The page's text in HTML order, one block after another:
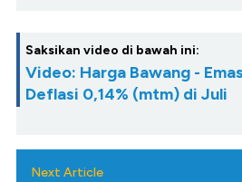
Saksikan video di bawah ini:
Video: Harga Bawang -
Deflasi 0,14% (mtm) di Juli
Next Article